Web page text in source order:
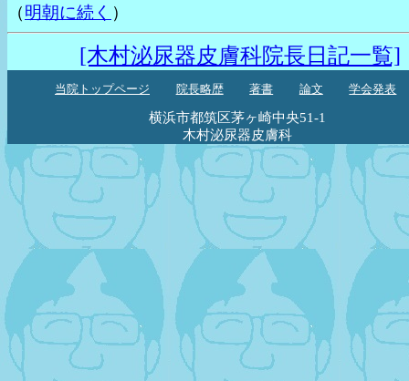
（明朝に続く ）
[木村泌尿器皮膚科院長日記一覧]
当院トップページ 院長略歴 著書 論文 学会発表
横浜市都筑区茅ヶ崎中央51-1
木村泌尿器皮膚科